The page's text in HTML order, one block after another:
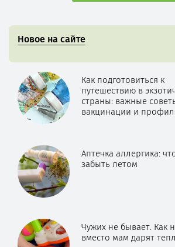
Новое на сайте
Как подготовиться к
путешествию в
страны: важные
вакцинации и
Аптечка аллергика:
забыть летом
Чужих не бывает. Как
вместо мам дарят